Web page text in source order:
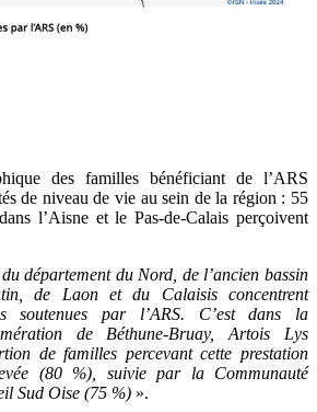
des familles bénéficiant de l’ARS
de niveau de vie au sein de la région : 55
l’Aisne et le Pas-de-Calais perçoivent
département du Nord, de l’ancien bassin
de Laon et du Calaisis concentrent
soutenues par l’ARS. C’est dans la
de Béthune-Bruay, Artois Lys
de familles percevant cette prestation
(80 %), suivie par la Communauté
Sud Oise (75 %) ».